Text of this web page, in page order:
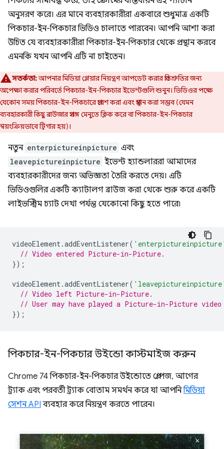
অনুসরণ করে। এর মানে ব্যবহারকারীরা একবারে শুধুমাত্র একটি
পিকচার-ইন-পিকচার ভিডিও চালাতে পারবেন। আপনি আশা করা
উচিত যে ব্যবহারকারীরা পিকচার-ইন-পিকচার থেকে প্রস্থান করবে
এমনকি যখন আপনি এটি না চাইতেন।
সতর্কতা:আপনার মিডিয়া প্লেয়ার নিয়ন্ত্রণ আপডেট করার প্রতিশ্রুতির জন্য
অপেক্ষা করার পরিবর্তে পিকচার-ইন-পিকচার ইভেন্টগুলি শুনুন। ভিডিওর পক্ষে
যেকোন সময় পিকচার-ইন-পিকচারে প্রবেশ করা এবং প্রস্থান করা সম্ভব (যেমন
ব্যবহারকারী কিছু ব্রাউজার প্রসঙ্গ মেনুতে ক্লিক করে বা পিকচার-ইন-পিকচার
স্বয়ংক্রিয়ভাবে ট্রিগার হয়)।
নতুন enterpictureinpicture এবং
leavepictureinpicture ইভেন্ট হ্যান্ডলাররা আমাদের
ব্যবহারকারীদের জন্য অভিজ্ঞতা তৈরি করতে দেয়। এটি
ভিডিওগুলির একটি ক্যাটালগ ব্রাউজ করা থেকে শুরু করে একটি
লাইভস্ট্রিম চ্যাট দেখা পর্যন্ত যেকোনো কিছু হতে পারে৷
videoElement.addEventListener(
// Video entered Picture-in-Picture.
});
videoElement.addEventListener(
// Video left Picture-in-Picture.
// User may have played a Picture-in-Picture
});
পিকচার-ইন-পিকচার উইন্ডো কাস্টমাইজ করুন
Chrome 74 পিকচার-ইন-পিকচার উইন্ডোতে প্লে/পজ, আগের
ট্র্যাক এবং পরবর্তী ট্র্যাক বোতাম সমর্থন করে যা আপনিমিডিয়া
সেশন API ব্যবহার করে নিয়ন্ত্রণ করতে পারেন।